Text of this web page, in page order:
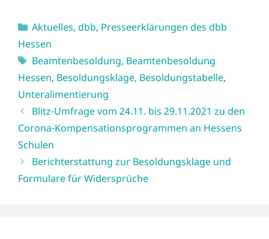
Kategorien
Aktuelles, dbb, Presseerklärungen des dbb
Hessen
Schlagwörter
Beamtenbesoldung, Beamtenbesoldung
Hessen, Besoldungsklage, Besoldungstabelle,
Unteralimentierung
Blitz-Umfrage vom 24.11. bis 29.11.2021 zu den
Corona-Kompensationsprogrammen an Hessens
Schulen
Berichterstattung zur Besoldungsklage und
Formulare für Widersprüche